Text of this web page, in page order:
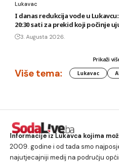
Lukavac
I danas redukcija vode u
20:30 sati za prekid koji počinje
3. Augusta 2026.
Prikaži
Više tema: Lukavac
Informacije iz Lukavca kojima
2009. godine i od tada smo
najutjecajniji medij na području